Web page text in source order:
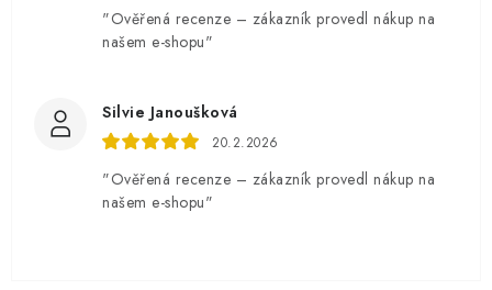
"Ověřená recenze – zákazník provedl nákup na
našem e-shopu"
Silvie Janoušková
20.2.2026
"Ověřená recenze – zákazník provedl nákup na
našem e-shopu"